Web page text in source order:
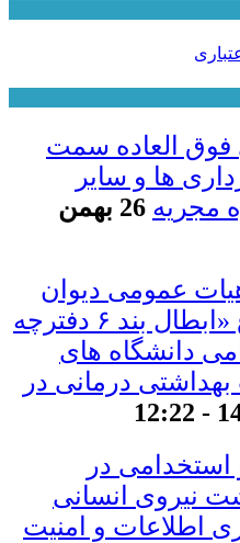
العاده سمت
ها و سایر
مجریه
26 بهمن
شماره ۱۶۱۶۴۷۰ هیات عمومی دیوان
عدالت اداری با موضوع «ابطال بند ۶ دفترچه
دانشگاه های
درمانی در
استخدامی در
نیروی انسانی
اطلاعات و امنیت